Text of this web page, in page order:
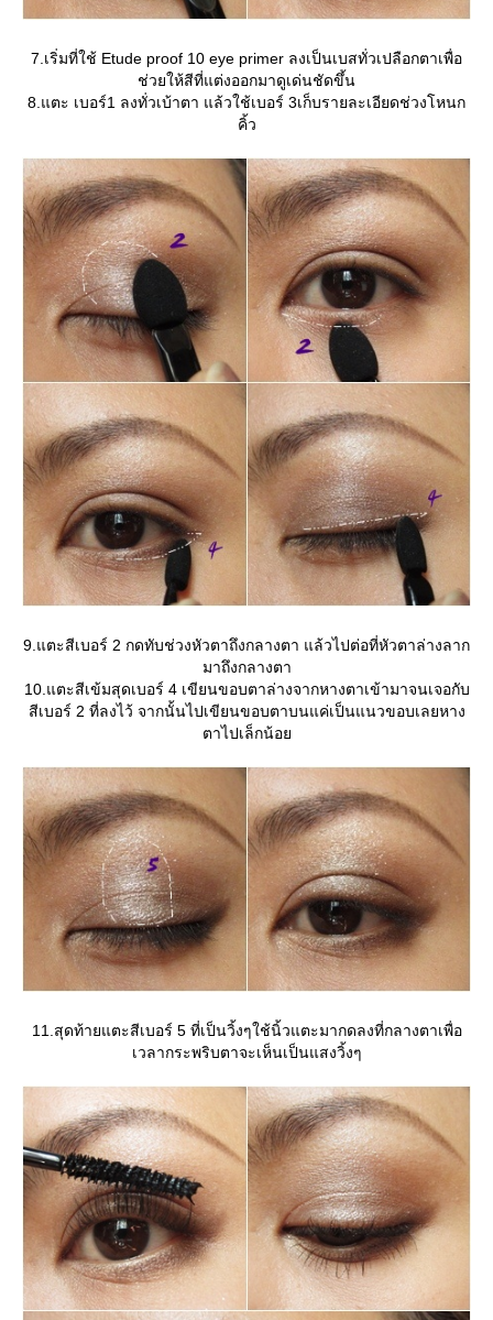
7.เริ่มที่ใช้ Etude proof 10 eye primer ลงเป็นเบสทั่วเปลือกตาเพื่อ
ช่วยให้สีที่แต่งออกมาดูเด่นชัดขึ้น
8.แตะ เบอร์1 ลงทั่วเบ้าตา แล้วใช้เบอร์ 3เก็บรายละเอียดช่วงโหนก
คิ้ว
9.แตะสีเบอร์ 2 กดทับช่วงหัวตาถึงกลางตา แล้วไปต่อที่หัวตาล่างลาก
มาถึงกลางตา
10.แตะสีเข้มสุดเบอร์ 4 เขียนขอบตาล่างจากหางตาเข้ามาจนเจอกับ
สีเบอร์ 2 ที่ลงไว้ จากนั้นไปเขียนขอบตาบนแค่เป็นแนวขอบเลยหาง
ตาไปเล็กน้อ
11.สุดท้ายแตะสีเบอร์ 5 ที่เป็นวิ้งๆใช้นิ้วแตะมากดลงที่กลางตาเพื่อ
เวลากระพริบตาจะเห็นเป็นแสงวิ้งๆ